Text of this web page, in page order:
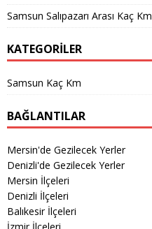
Samsun Salıpazarı Arası Kaç Km
KATEGORILER
Samsun Kaç Km
BAĞLANTILAR
Mersin'de Gezilecek Yerler
Denizli'de Gezilecek Yerler
Mersin İlçeleri
Denizli İlçeleri
Balıkesir İlçeleri
İzmir İlçeleri